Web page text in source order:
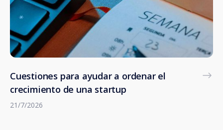
Cuestiones para ayudar a ordenar el
crecimiento de una startup
21/7/2026